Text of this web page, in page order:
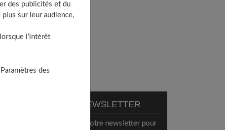
NEWSLETTER
S'inscrire à notre newsletter pour
des publicités et du
sur leur audience,
l’intérêt
des